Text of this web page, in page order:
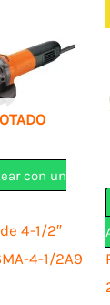
con un
4-1/2″
4-1/2A9